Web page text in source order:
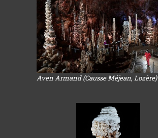
Aven Armand (Causse Méjean, Lozère)